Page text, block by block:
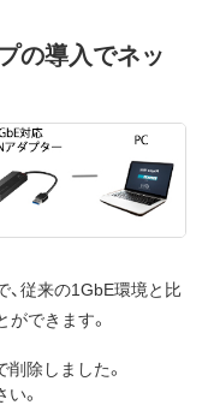
の導入でネッ
従来の1GbE環境と比
できます。
除しました。
。